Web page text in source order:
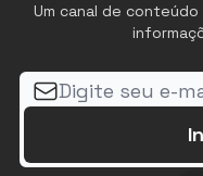
Um canal de